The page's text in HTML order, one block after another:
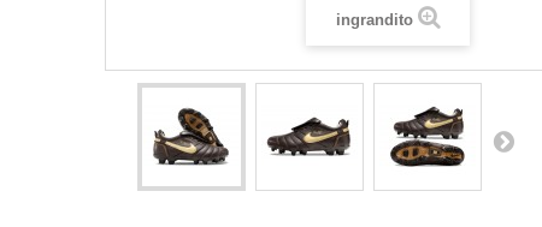
ingrandito